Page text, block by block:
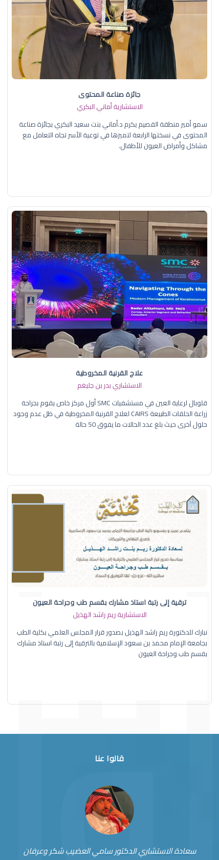
جائزة صناعة المحتوى
الاستشارية أماني البكري
سمو أمير منطقة القصيم يكرم د.أماني بنت سعيد البكري بجائزة صناعة
المحتوى في نسختها الرابعة لتميزها في توعية الأسر تجاه التعامل مع
مشاكل وأمراض العيون للأطفال.
علاج القرنية المخروطية
الاستشاري بدر بن جليغم
قلوبال لرعاية العين في مستشفيات SMC أول مركز خاص يقوم بجراحة
زراعة الحلقات الطبيعة CAIRS لعلاج القرنية المخروطية في ظل عدم وجود
حلول آخرى حيث بلغ عدد الحالات ما يفوق 50 حالة
ترقية إلى رتبة استاذ مشارك بقسم طب وجراحة العيون
الاستشارية ريم راشد الهذيل
نبارك للدكتورة ريم راشد الهذيل بصدور قرار المجلس العلمي بكلية الطب
بجامعة الإمام محمد بن سعود الإسلامية بالترقية إلى رتبة استاذ مشارك
بقسم طب وجراحة العيون
قالوا عنا
سعادة الاستشاري الدكتور سامي العضيب شكر وعرفان